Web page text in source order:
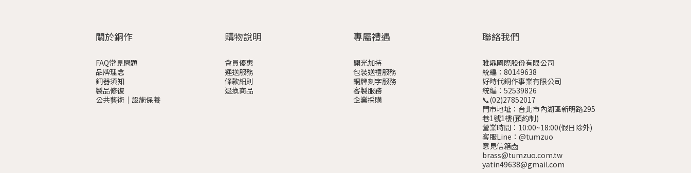
關於銅作
FAQ常見問題
品牌理念
銅器須知
製品修復
公共藝術｜設施保養
購物說明
會員優惠
運送服務
條款細則
退換商品
專屬禮遇
開光加持
包裝送禮服務
銅牌刻字服務
客製服務
企業採購
聯絡我們
雅鼎國際股份有限公司
統編：80149638
好時代銅作事業有限公司
統編：52539826
📞(02)27852017
門市地址：台北市內湖區新明路295
巷1號1樓(預約制)
營業時間：10:00~18:00(假日除外)
客服Line：@tumzuo
意見信箱📩
brass@tumzuo.com.tw
yatin49638@gmail.com